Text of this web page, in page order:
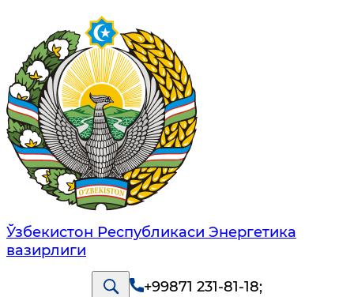
Ўзбекистон Республикаси Энергетика
вазирлиги
+99871 231-81-18;